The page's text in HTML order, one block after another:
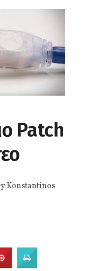
Patch
Konstantinos